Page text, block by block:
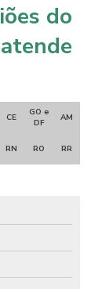
do
CE
GO e
DF
AM
RN RO RR